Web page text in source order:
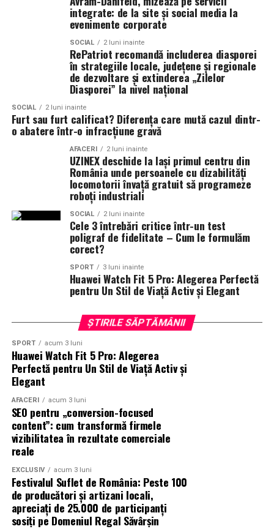
Co-finanțatori:C&C HOUSE RESIDENCE, S&I BEST
CORPORATION WEB DESIGN, CLIMA FREON
: CLINICA RMN TINERETULUI; CLINICA
IMAMED; OMV PETROM; MIKO BEAUTY PALACE;
ȘERBAN & ASOCIAȚII; ESTEEM BODY SCULPT & SPA;
PIZZERIA VOLARE; MERLIN’S; DOWNTOWN FITNESS
MATEI BASARAB; THE COFFEE HOUSE; CLAUMAR
PESCAR; UNIVERSITATEA DE ȘTIINȚE AGRONOMICE
ȘI MEDICINĂ VETERINARĂ BUCUREȘTI
: AUTO ITALIA IMPEX SRL; KGM BUCUREȘTI
– SMT PALLADY; RAZELM LUXURY RESORT –
JURILOVCA; SCEMTOVICI & BENOWITZ GALLERY;
CREATIVE AVOCADOS; ALCHEMICO.
Partener social: Asociația „România Zâmbește”.
T.R.I.B.E. Films.
www.facebook.com/TribeFilms.ro–
www.instagram.com/tribefilms.ro/
Partener media principal:VIRGIN RADIO ROMANIA
Parteneri media :CineFan,News.ro
Nopți,Cinemap, Revista
FILM,Playtech
Magazine,Filme-carti
Movienator ,Munteanu.
Alegerea formatiei potrivite este una dintre cele mai
importante decizii ale mirilor si poate face diferenta
dintre o nunta frumoasa si una memorabila.
integrate: de la site și social media la
evenimente corporate
SOCIAL 2 luni inainte
RePatriot recomandă includerea diasporei
în strategiile locale, județene și regionale
de dezvoltare și extinderea „Zilelor
Diasporei” la nivel național
SOCIAL 2 luni inainte
Furt sau furt calificat? Diferența care mută cazul dintr-
o abatere într-o infracțiune gravă
AFACERI 2 luni inainte
UZINEX deschide la Iași primul centru din
România unde persoanele cu dizabilități
locomotorii învață gratuit să programeze
roboți industriali
SOCIAL 2 luni inainte
Cele 3 întrebări critice într-un test
poligraf de fidelitate – Cum le formulăm
corect?
SPORT 3 luni inainte
Huawei Watch Fit 5 Pro: Alegerea Perfectă
pentru Un Stil de Viață Activ și Elegant
ȘTIRILE SĂPTĂMÂNII
SPORT acum 3 luni
Huawei Watch Fit 5 Pro: Alegerea
Perfectă pentru Un Stil de Viață Activ și
Elegant
AFACERI acum 3 luni
SEO pentru „conversion-focused
content”: cum transformă firmele
vizibilitatea în rezultate comerciale
reale
EXCLUSIV acum 3 luni
Festivalul Suflet de România: Peste 100
de producători și artizani locali,
apreciați de 25.000 de participanți
sosiți pe Domeniul Regal Săvârșin